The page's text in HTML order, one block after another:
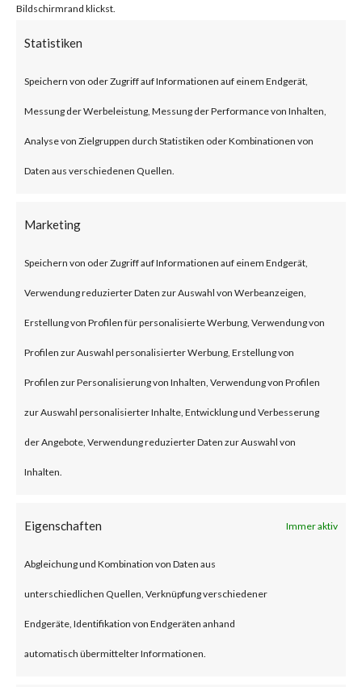
Bildschirmrand klickst.
Statistiken
Speichern von oder Zugriff auf Informationen auf einem Endgerät,
Messung der Werbeleistung, Messung der Performance von Inhalten,
Analyse von Zielgruppen durch Statistiken oder Kombinationen von
Daten aus verschiedenen Quellen.
Marketing
Speichern von oder Zugriff auf Informationen auf einem Endgerät,
Verwendung reduzierter Daten zur Auswahl von Werbeanzeigen,
Erstellung von Profilen für personalisierte Werbung, Verwendung von
Profilen zur Auswahl personalisierter Werbung, Erstellung von
Profilen zur Personalisierung von Inhalten, Verwendung von Profilen
zur Auswahl personalisierter Inhalte, Entwicklung und Verbesserung
der Angebote, Verwendung reduzierter Daten zur Auswahl von
Inhalten.
Eigenschaften Immer aktiv
Abgleichung und Kombination von Daten aus
unterschiedlichen Quellen, Verknüpfung verschiedener
Endgeräte, Identifikation von Endgeräten anhand
automatisch übermittelter Informationen.
What is the Vulnerability?
security flaw in the Exchange
Server. Tracked as CVE-2024-
21410, the issue has been
described as a privilege
escalation vulnerability. This
security flaw can let remote
unauthenticated threat actors
escalate privileges in NTLM
relay attacks against vulnerable
reported that the flaw has been
actively exploited in the wild.
Microsoft released a patch on